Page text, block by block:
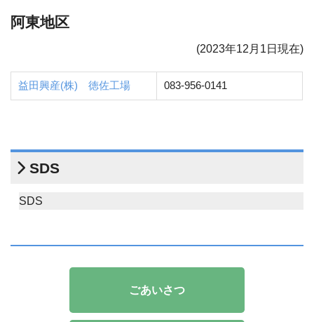
阿東地区
(2023年12月1日現在)
益田興産(株) 徳佐工場 083-956-0141
SDS
SDS
ごあいさつ